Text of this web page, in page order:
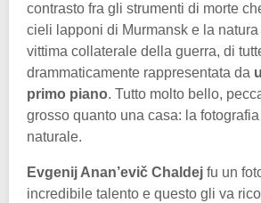
contrasto fra gli strumenti di morte
cieli lapponi di Murmansk e la natura
vittima collaterale della guerra, di
drammaticamente rappresentata da
primo piano. Tutto molto bello,
grosso quanto una casa: la
naturale.
Evgenij Anan’evič Chaldej fu un
incredibile talento e questo gli va